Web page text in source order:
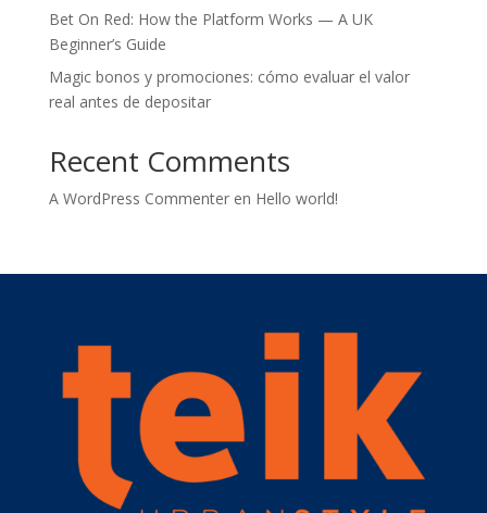
Bet On Red: How the Platform Works — A UK
Beginner’s Guide
Magic bonos y promociones: cómo evaluar el valor
real antes de depositar
Recent Comments
A WordPress Commenteren Hello world!